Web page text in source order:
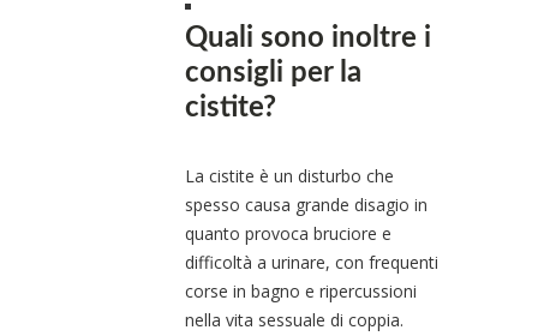
Quali sono inoltre i
consigli per la
cistite?
La cistite è un disturbo che
spesso causa grande disagio in
quanto provoca bruciore e
difficoltà a urinare, con frequenti
corse in bagno e ripercussioni
nella vita sessuale di coppia.